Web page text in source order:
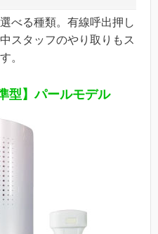
べる種類。有線呼出押し
スタッフのやり取りもス
。
型】パールモデル